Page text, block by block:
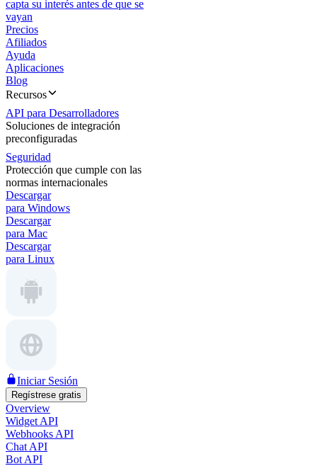
capta su interés antes de que se
vayan
Precios
Afiliados
Ayuda
Aplicaciones
Blog
Recursos
API para Desarrolladores
Soluciones de integración
preconfiguradas
Seguridad
Protección que cumple con las
normas internacionales
Descargar
para Windows
Descargar
para Mac
Descargar
para Linux
Iniciar Sesión
Regístrese gratis
Overview
Widget API
Webhooks API
Chat API
Bot API